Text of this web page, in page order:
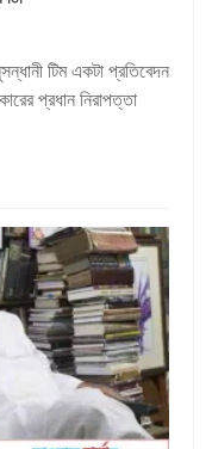
টিম একটা প্রতিবেদন
প্রধান নিরাপত্তা